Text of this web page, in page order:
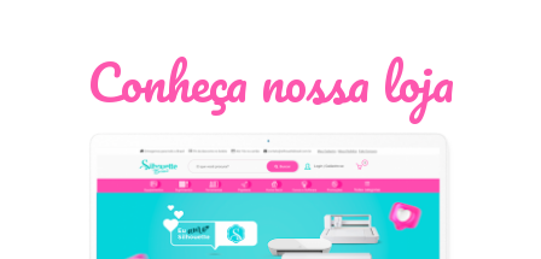
Conheça nossa loja